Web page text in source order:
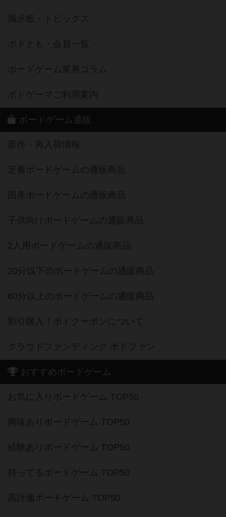
掲示板・トピックス
ボドとも・会員一覧
ボードゲーム業界コラム
ボドゲーマご利用案内
ボードゲーム通販
新作・再入荷情報
定番ボードゲームの通販商品
国産ボードゲームの通販商品
子供向けボードゲームの通販商品
2人用ボードゲームの通販商品
20分以下のボードゲームの通販商品
60分以上のボードゲームの通販商品
割引購入！ボドクーポンについて
クラウドファンディング ボドファン
おすすめボードゲーム
お気に入りボードゲーム TOP50
興味ありボードゲーム TOP50
経験ありボードゲーム TOP50
持ってるボードゲーム TOP50
高評価ボードゲーム TOP50